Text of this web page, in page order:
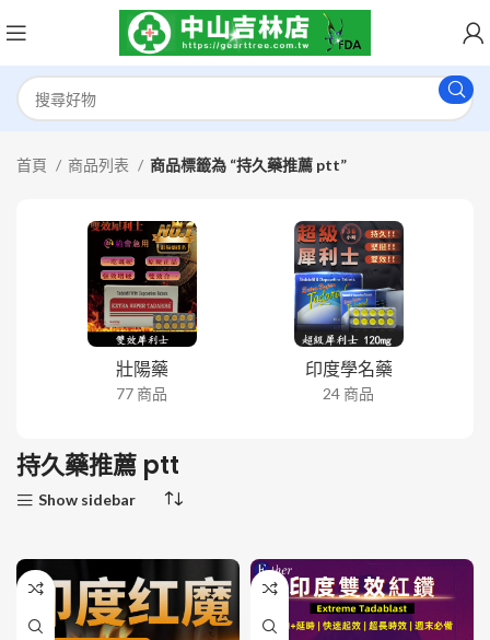
首頁 商品列表 商品標籤為 “持久藥推薦 ptt”
壯陽藥
77 商品
印度學名藥
24 商品
持久藥推薦 ptt
Show sidebar